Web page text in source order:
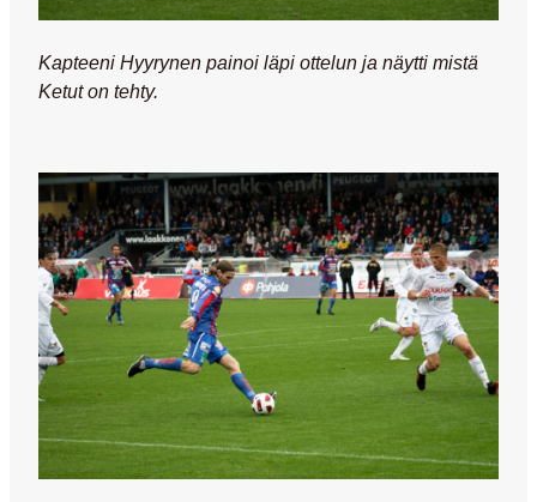
Kapteeni Hyyrynen painoi läpi ottelun ja näytti mistä
Ketut on tehty.